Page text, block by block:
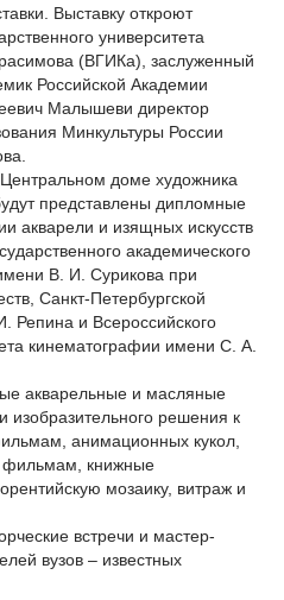
Выставку откроют
университета
(ВГИКа), заслуженный
Российской Академии
Малышеви директор
Минкультуры России
доме художника
представлены дипломные
акварели и изящных искусств
академического
В. И. Сурикова при
Санкт-Петербургской
Репина и Всероссийского
кинематографии имени С. А.
акварельные и масляные
изобразительного решения к
анимационных кукол,
фильмам, книжные
мозаику, витраж и
встречи и мастер-
вузов – известных